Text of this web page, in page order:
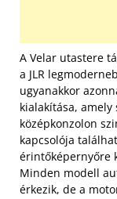
A Velar utastere
a JLR
ugyanakkor
kialakítása,
középkonzolon
kapcsolója
érintőképernyőre
Minden modell
érkezik, de a